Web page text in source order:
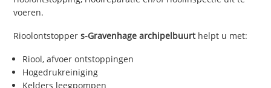
voeren.
Rioolontstoppers-Gravenhage archipelbuurthelpt u met:
Riool, afvoer ontstoppingen
Hogedrukreiniging
Kelders leegpompen